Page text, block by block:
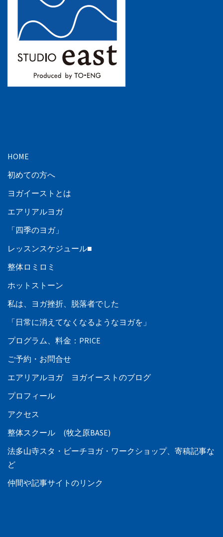
HOME
初めての方へ
ヨガイーストとは
エアリアルヨガ
「四季のヨガ」
レッスンスケジュール■
整体ロミロミ
ホットストーン
私は、ヨガ挫折、脱落者でした
「日常に消えてなくなるようなヨガを」
プログラム、料金：PRICE
ご予約・お問合せ
エアリアルヨガ ヨガイーストのブログ
プロフィール
アクセス
整体スクール (牧之原BASE)
法多山寺スタ・ビーチヨガ・ワークショップ、寄稿記事な
ど
仲間や記事サイトのリンク